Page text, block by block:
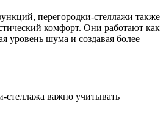
перегородки-стеллажи также
комфорт. Они работают как
уровень шума и создавая более
стеллажа важно учитывать